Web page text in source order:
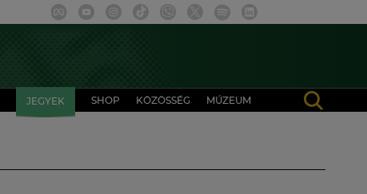
JEGYEK SHOP KÖZÖSSÉG MÚZEUM